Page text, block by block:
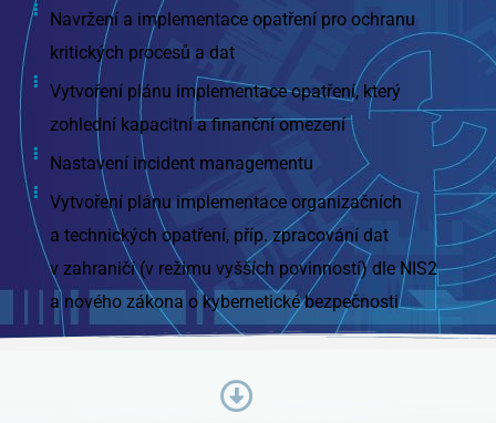
Navržení a implementace opatření pro ochranu
kritických procesů a dat
Vytvoření plánu implementace opatření, který
zohlední kapacitní a finanční omezení
Nastavení incident managementu
Vytvoření plánu implementace organizačních
a technických opatření, příp. zpracování dat
v zahraničí (v režimu vyšších povinností) dle NIS2
a nového zákona o kybernetické bezpečnosti